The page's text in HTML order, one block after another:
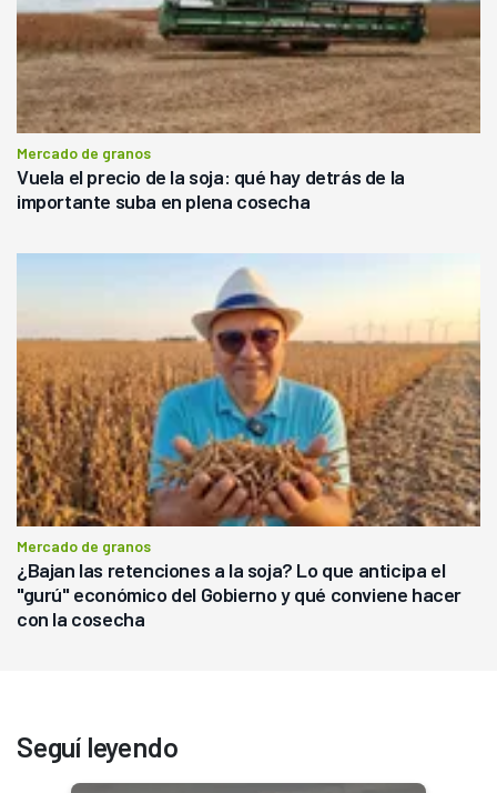
Mercado de granos
Vuela el precio de la soja: qué hay detrás de la
importante suba en plena cosecha
Mercado de granos
¿Bajan las retenciones a la soja? Lo que anticipa el
"gurú" económico del Gobierno y qué conviene hacer
con la cosecha
Seguí leyendo